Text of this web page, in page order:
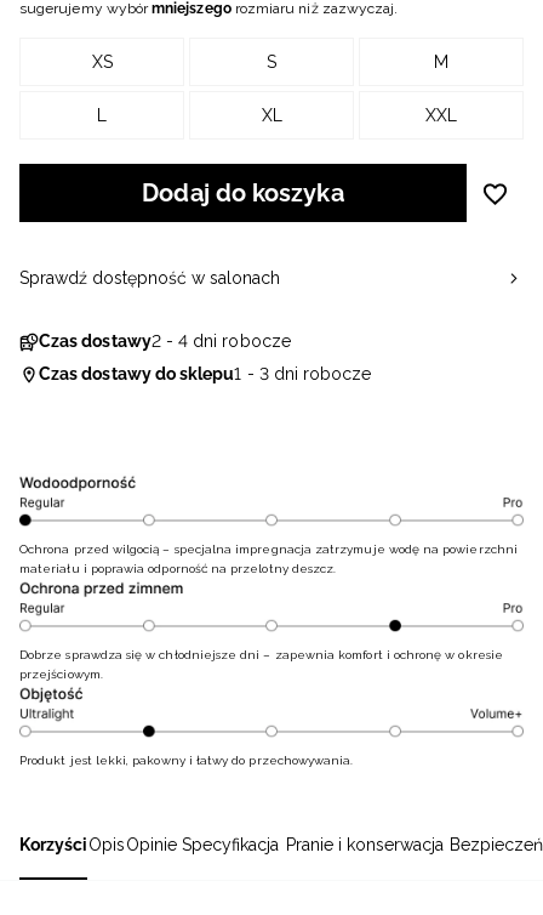
KorzyściOpisOpinie Specyfikacja Pranie i konserwacja
sugerujemy wybórmniejszegorozmiaru niż zazwyczaj.
XS S M
L XL XXL
Dodaj do koszyka
Czas dostawy2 - 4 dni robocze
Czas dostawy do sklepu1 - 3 dni robocze
Sprawdź dostępność w salonach
Ochrona przed wilgocią – specjalna impregnacja zatrzymuje wodę na powierzchni
materiału i poprawia odporność na przelotny deszcz.
Dobrze sprawdza się w chłodniejsze dni – zapewnia komfort i ochronę w okresie
przejściowym.
Produkt jest lekki, pakowny i łatwy do przechowywania.